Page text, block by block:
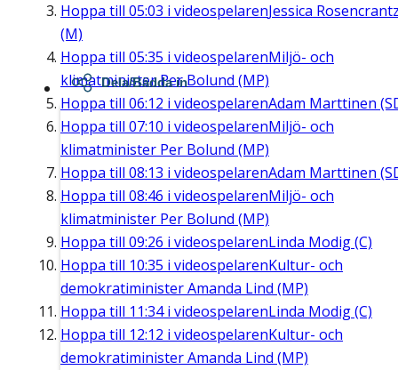
Hoppa till 05:03 i videospelarenJessica
(M)
Hoppa till 05:35 i videospelarenMiljö- och
klimatminister Per Bolund (MP)
Hoppa till 06:12 i videospelarenAdam Marttinen
Hoppa till 07:10 i videospelarenMiljö- och
klimatminister Per Bolund (MP)
Hoppa till 08:13 i videospelarenAdam Marttinen
Hoppa till 08:46 i videospelarenMiljö- och
klimatminister Per Bolund (MP)
Hoppa till 09:26 i videospelarenLinda Modig (C)
Hoppa till 10:35 i videospelarenKultur- och
demokratiminister Amanda Lind (MP)
Hoppa till 11:34i videospelarenLinda Modig (C)
Hoppa till 12:12 i videospelarenKultur- och
demokratiminister Amanda Lind (MP)
Dela/Bädda in